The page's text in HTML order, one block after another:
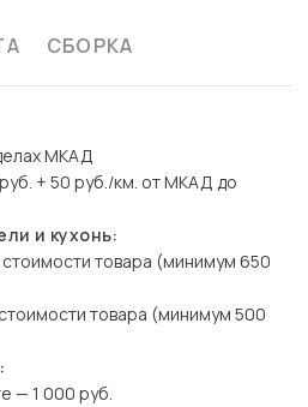
СБОРКА
МКАД
+ 50 руб./км. от МКАД до
и кухонь:
товара (минимум 650
товара (минимум 500
— 1 000 руб.